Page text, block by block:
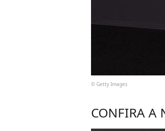
© Getty Images
CONFIRA A